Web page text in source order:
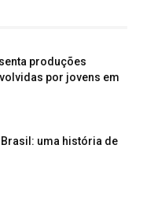
produções
por jovens em
Brasil: uma história de